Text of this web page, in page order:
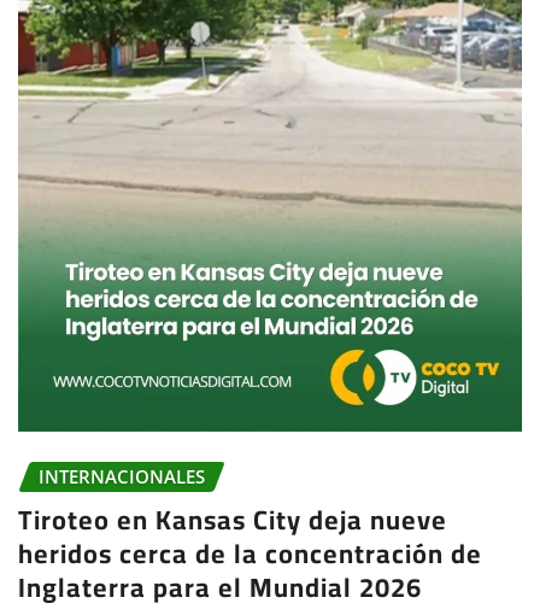
INTERNACIONALES
Tiroteo en Kansas City deja nueve
heridos cerca de la concentración de
Inglaterra para el Mundial 2026